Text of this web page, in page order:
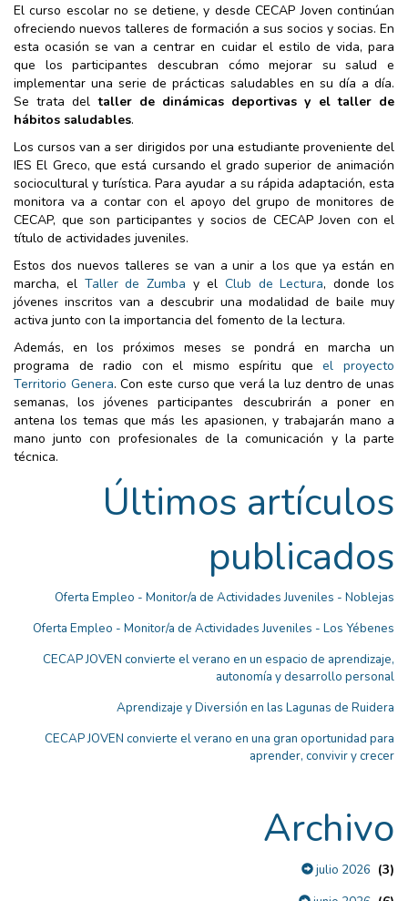
El curso escolar no se detiene, y desde CECAP Joven continúan
ofreciendo nuevos talleres de formación a sus socios y socias. En
esta ocasión se van a centrar en cuidar el estilo de vida, para
que los participantes descubran cómo mejorar su salud e
implementar una serie de prácticas saludables en su día a día.
Se trata deltaller de dinámicas deportivas y el taller de
hábitos saludables.
Los cursos van a ser dirigidos por una estudiante proveniente del
IES El Greco, que está cursando el grado superior de animación
sociocultural y turística. Para ayudar a su rápida adaptación, esta
monitora va a contar con el apoyo del grupo de monitores de
CECAP, que son participantes y socios de CECAP Joven con el
título de actividades juveniles.
Estos dos nuevos talleres se van a unir a los que ya están en
marcha, el Taller de Zumba y el Club de Lectura, donde los
jóvenes inscritos van a descubrir una modalidad de baile muy
activa junto con la importancia del fomento de la lectura.
Además, en los próximos meses se pondrá en marcha un
programa de radio con el mismo espíritu queel proyecto
Territorio Genera. Con este curso que verá la luz dentro de unas
semanas, los jóvenes participantes descubrirán a poner en
antena los temas que más les apasionen, y trabajarán mano a
mano junto con profesionales de la comunicación y la parte
técnica.
Últimos artículos
publicados
Oferta Empleo - Monitor/a de Actividades Juveniles - Noblejas
Oferta Empleo - Monitor/a de Actividades Juveniles - Los Yébenes
CECAP JOVEN convierte el verano en un espacio de aprendizaje,
autonomía y desarrollo personal
Aprendizaje y Diversión en las Lagunas de Ruidera
CECAP JOVEN convierte el verano en una gran oportunidad para
aprender, convivir y crecer
Archivo
julio 2026 (3)